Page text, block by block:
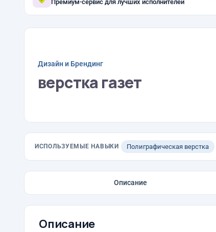
Премиум-сервис для лучших исполнителей
Дизайн и Брендинг
верстка газет
ИСПОЛЬЗУЕМЫЕ НАВЫКИ Полиграфическая верстка
Описание
Описание